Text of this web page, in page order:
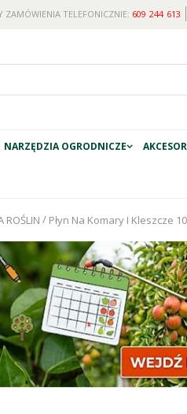
ZAMÓWIENIA TELEFONICZNIE: 609 244 613
NARZĘDZIA OGRODNICZE
ROŚLIN / Płyn Na Komary I Kleszcze